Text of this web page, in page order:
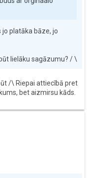
jo platāka bāze, jo
lielāku sagāzumu? / \
/\ Riepai attiecībā pret
bet aizmirsu kāds.